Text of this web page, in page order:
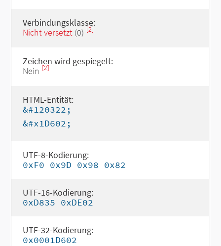
Verbindungsklasse:
Nicht versetzt(0) [2]
Zeichen wird gespiegelt:
Nein [2]
HTML-Entität:
&#120322;
&#x1D602;
UTF-8-Kodierung:
0xF0 0x9D 0x98 0x82
UTF-16-Kodierung:
0xD835 0xDE02
UTF-32-Kodierung:
0x0001D602